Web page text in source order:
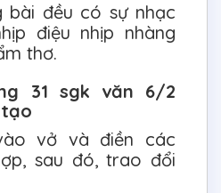
đều có sự nhạc
điệu nhịp nhàng
thơ.
31 sgk văn 6/2
vở và điền các
sau đó, trao đổi